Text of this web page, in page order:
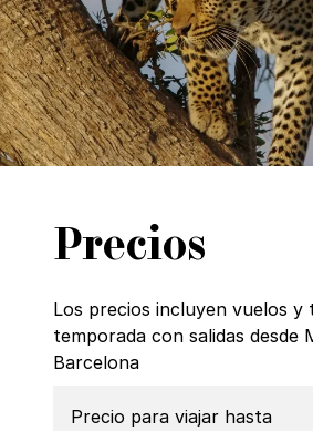
Precios
Los precios incluyen vuelos y
temporada con salidas desde
Barcelona
Precio para viajar hasta